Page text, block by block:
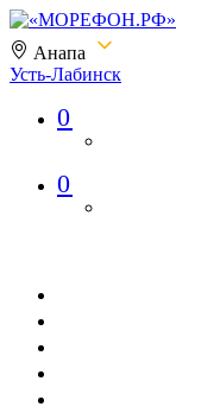
Анапа
Усть-Лабинск
«МОРЕФОН.РФ»
0
0